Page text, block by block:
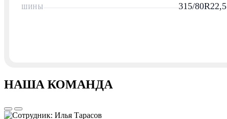
ШИНЫ 315/80R22,5
НАША КОМАНДА